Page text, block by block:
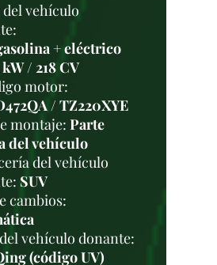
vehículo
+ eléctrico
/ 218 CV
motor:
/ TZ220XYE
montaje: Parte
del vehículo
del vehículo
SUV
cambios:
vehículo donante:
(código UV)